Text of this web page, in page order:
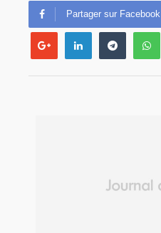
Partager sur Facebook